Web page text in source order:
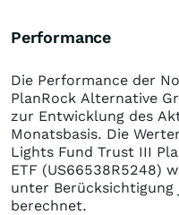
Performance
Die Performance der
PlanRock Alternative
zur Entwicklung des
Monatsbasis. Die
Lights Fund Trust III
ETF (US66538R5248)
unter
berechnet.